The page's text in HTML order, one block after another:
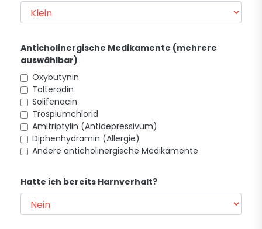
Anticholinergische Medikamente (mehrere
auswählbar)
Oxybutynin
Tolterodin
Solifenacin
Trospiumchlorid
Amitriptylin (Antidepressivum)
Diphenhydramin (Allergie)
Andere anticholinergische Medikamente
Hatte ich bereits Harnverhalt?